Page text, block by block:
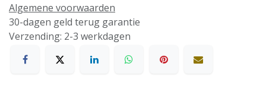
Algemene voorwaarden
30-dagen geld terug garantie
Verzending: 2-3 werkdagen